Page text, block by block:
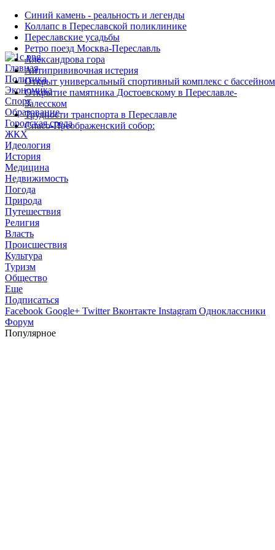
Главная
Политика
Экономика
Спорт
Образование
Городская среда
ЖКХ
Идеология
История
Медицина
Недвижимость
Погода
Природа
Путешествия
Религия
Власть
Происшествия
Культура
Туризм
Общество
Еще
Подписаться
Facebook Google+ TwitterВконтакте Instagram Одноклассники
Форум
Популярное
Синий камень - реальность и легенды
Коллапс в Переславской поликлинике
Переславские усадьбы
Ретро поезд Москва-Переславль
Александрова гора
Антипрививочная истерия
Открыт универсальный спортивный комплекс с бассейном
Открытие памятника Достоевскому в Переславле-
Залесском
Трудности транспорта в Переславле
Спасо-Преображенский собор: